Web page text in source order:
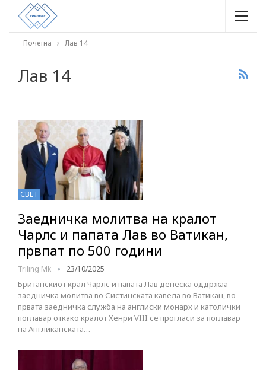
Почетна Лав 14
Лав 14
СВЕТ
Заедничка молитва на кралот
Чарлс и папата Лав во Ватикан,
првпат по 500 години
Triling Mk 23/10/2025
Британскиот крал Чарлс и папата Лав денеска оддржаа
заедничка молитва во Систинската капела во Ватикан, во
првата заедничка служба на англиски монарх и католички
поглавар откако кралот Хенри VIII се прогласи за поглавар
на Англиканската…